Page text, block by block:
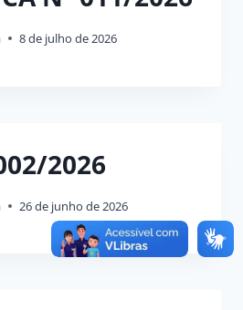
8 de julho de 2026
2026
26 de junho de 2026